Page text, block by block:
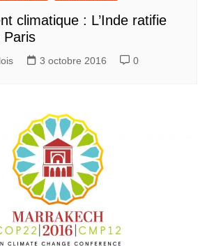
climatique : L’Inde ratifie
Paris
3 octobre 2016 0